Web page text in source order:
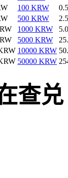
100 KRW
500 KRW
1000 KRW
5000 KRW
10000 KRW
50000 KRW
查兑